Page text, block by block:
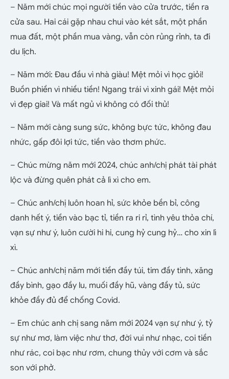
– Năm mới chúc mọi người tiền vào cửa trước, tiền ra
cửa sau. Hai cái gặp nhau chui vào két sắt, một phần
mua đất, một phần mua vàng, vẫn còn rủng rỉnh, ta đi
du lịch.
– Năm mới: Đau đầu vì nhà giàu! Mệt mỏi vì học giỏi!
Buồn phiền vì nhiều tiền! Ngang trái vì xinh gái! Mệt mỏi
vì đẹp giai! Và mất ngủ vì không có đối thủ!
– Năm mới càng sung sức, không bực tức, không đau
nhức, gấp đôi lợi tức, tiền vào thơm phức.
– Chúc mừng năm mới 2024, chúc anh/chị phát tài phát
lộc và đừng quên phát cả lì xì cho em.
– Chúc anh/chị luôn hoan hỉ, sức khỏe bền bỉ, công
danh hết ý, tiền vào bạc tỉ, tiền ra ri rỉ, tình yêu thỏa chí,
vạn sự như ý, luôn cười hi hi, cung hỷ cung hỷ… cho xin lì
xì.
– Chúc anh/chị năm mới tiền đầy túi, tim đầy tình, xăng
đầy bình, gạo đầy lu, muối đầy hũ, vàng đầy tủ, sức
khỏe đầy đủ để chống Covid.
– Em chúc anh chị sang năm mới 2024 vạn sự như ý, tỷ
sự như mơ, làm việc như thơ, đời vui như nhạc, coi tiền
như rác, coi bạc như rơm, chung thủy với cơm và sắc
son với phở.